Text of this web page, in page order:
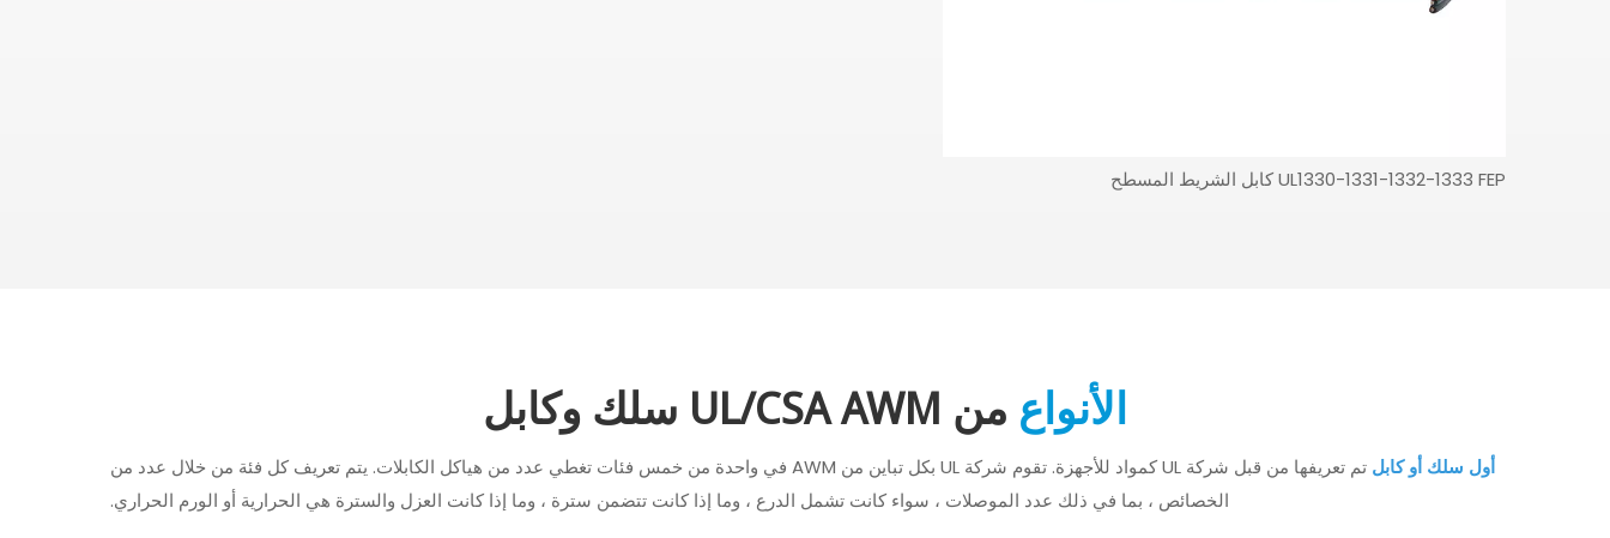
كابل الشريط المسطح UL1330-1331-1332-1333 FEP
الأنواع من UL/CSA AWM سلك وكابل
أول سلك أو كابل
تم تعريفها من قبل شركة UL كمواد للأجهزة. تقوم شركة UL بكل تباين من AWM في واحدة من خمس فئات تغطي عدد من هياكل الكابلات. يتم تعريف كل فئة من خلال عدد من
الخصائص ، بما في ذلك عدد الموصلات ، سواء كانت تشمل الدرع ، وما إذا كانت تتضمن سترة ، وما إذا كانت العزل والسترة هي الحرارية أو الورم الحراري.